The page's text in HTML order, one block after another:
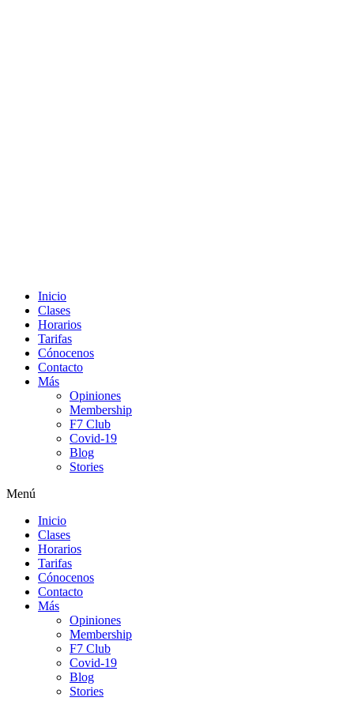
Inicio
Clases
Horarios
Tarifas
Cónocenos
Contacto
Más
Opiniones
Membership
F7 Club
Covid-19
Blog
Stories
Menú
Inicio
Clases
Horarios
Tarifas
Cónocenos
Contacto
Más
Opiniones
Membership
F7 Club
Covid-19
Blog
Stories